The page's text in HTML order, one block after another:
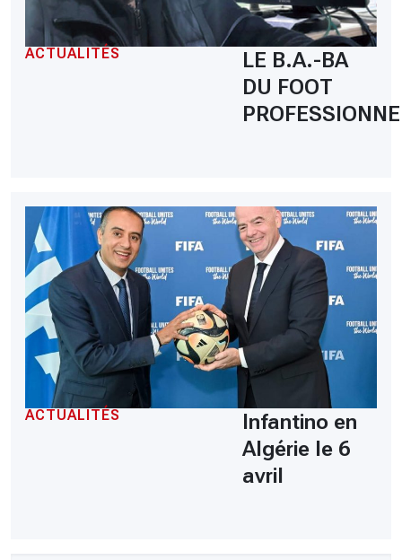
ACTUALITÉS
LE B.A.-BA
DU FOOT
ACTUALITÉS
Infantino en
Algérie le 6
avril